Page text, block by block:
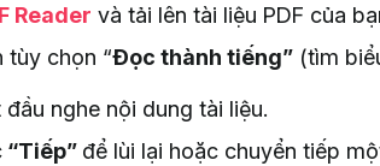
Reader và tải lên tài liệu PDF của
tùy chọn “Đọc thành tiếng” (tìm
đầu nghe nội dung tài liệu.
“Tiếp” để lùi lại hoặc chuyển tiếp